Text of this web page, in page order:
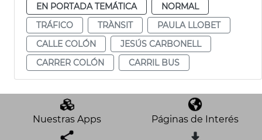
EN PORTADA TEMÁTICA
NORMAL
TRÁFICO
TRÀNSIT
PAULA LLOBET
CALLE COLÓN
JESÚS CARBONELL
CARRER COLÓN
CARRIL BUS
Nuestras Apps Páginas de Interés